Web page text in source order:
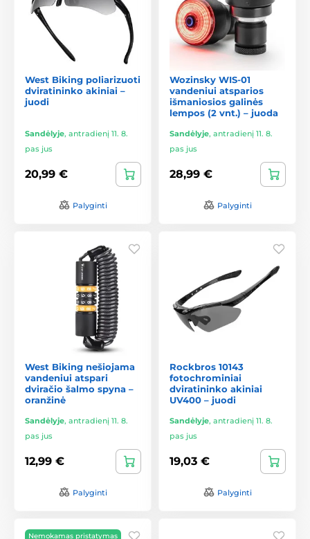
West Biking poliarizuoti
dviratininko akiniai –
juodi
Sandėlyje, antradienį 11. 8.
pas jus
20,99 €
Palyginti
Wozinsky WIS-01
vandeniui atsparios
išmaniosios galinės
lempos (2 vnt.) – juoda
Sandėlyje, antradienį 11. 8.
pas jus
28,99 €
Palyginti
West Biking nešiojama
vandeniui atspari
dviračio šalmo spyna –
oranžinė
Sandėlyje, antradienį 11. 8.
pas jus
12,99 €
Palyginti
Rockbros 10143
fotochrominiai
dviratininko akiniai
UV400 – juodi
Sandėlyje, antradienį 11. 8.
pas jus
19,03 €
Palyginti
Nemokamas pristatymas